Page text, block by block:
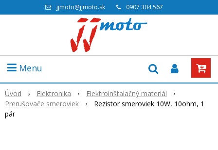
jjmoto@jjmoto.sk 0907 304 567
Menu
Úvod Elektronika
Elektroinštalačný materiál
Prerušovače smeroviek
Rezistor smeroviek 10W, 10ohm, 1
pár